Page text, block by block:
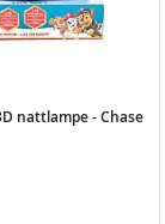
nattlampe - Chase